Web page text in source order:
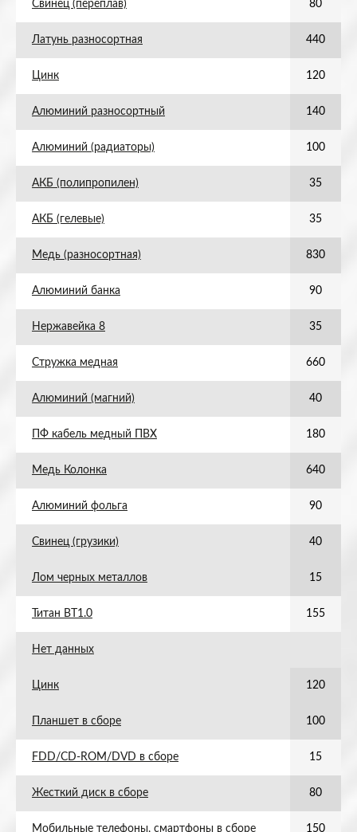
Свинец (переплав) 80
Латунь разносортная 440
Цинк 120
Алюминий разносортный 140
Алюминий (радиаторы) 100
АКБ (полипропилен) 35
АКБ (гелевые) 35
Медь (разносортная) 830
Алюминий банка 90
Нержавейка 8 35
Стружка медная 660
Алюминий (магний) 40
ПФ кабель медный ПВХ 180
Медь Колонка 640
Алюминий фольга 90
Свинец (грузики) 40
Лом черных металлов 15
Титан ВТ1.0 155
Нет данных
Цинк 120
Планшет в сборе 100
FDD/CD-ROM/DVD в сборе 15
Жесткий диск в сборе 80
Мобильные телефоны, смартфоны в сборе 150